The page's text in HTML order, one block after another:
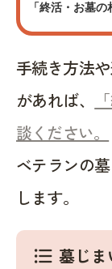
「終活・お墓
手続き方法
があれば、
談ください。
ベテランの
します。
format_list_bulleted 墓じま